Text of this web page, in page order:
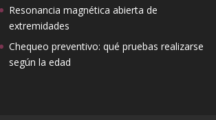
Resonancia magnética abierta de
extremidades
Chequeo preventivo: qué pruebas realizarse
según la edad